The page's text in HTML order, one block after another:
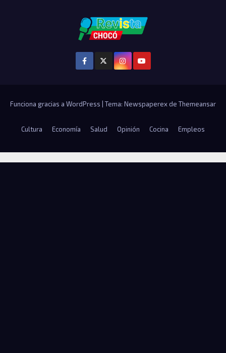
Funciona gracias a WordPress Tema: Newspaperex de Themeansar
Cultura Economía Salud Opinión Cocina Empleos